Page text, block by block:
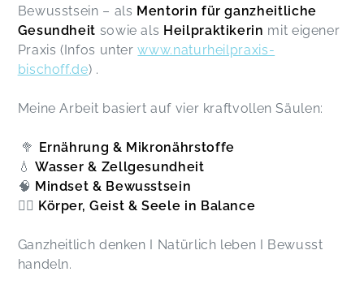
Bewusstsein – als Mentorin für ganzheitliche
Gesundheit sowie als Heilpraktikerin mit eigener
Praxis (Infos unterwww.naturheilpraxis-
bischoff.de) .
Meine Arbeit basiert auf vier kraftvollen Säulen:
🥦 Ernährung & Mikronährstoffe
💧 Wasser & Zellgesundheit
🧠 Mindset & Bewusstsein
🧘‍♀️ Körper, Geist & Seele in Balance
Ganzheitlich denken I Natürlich leben I Bewusst
handeln.